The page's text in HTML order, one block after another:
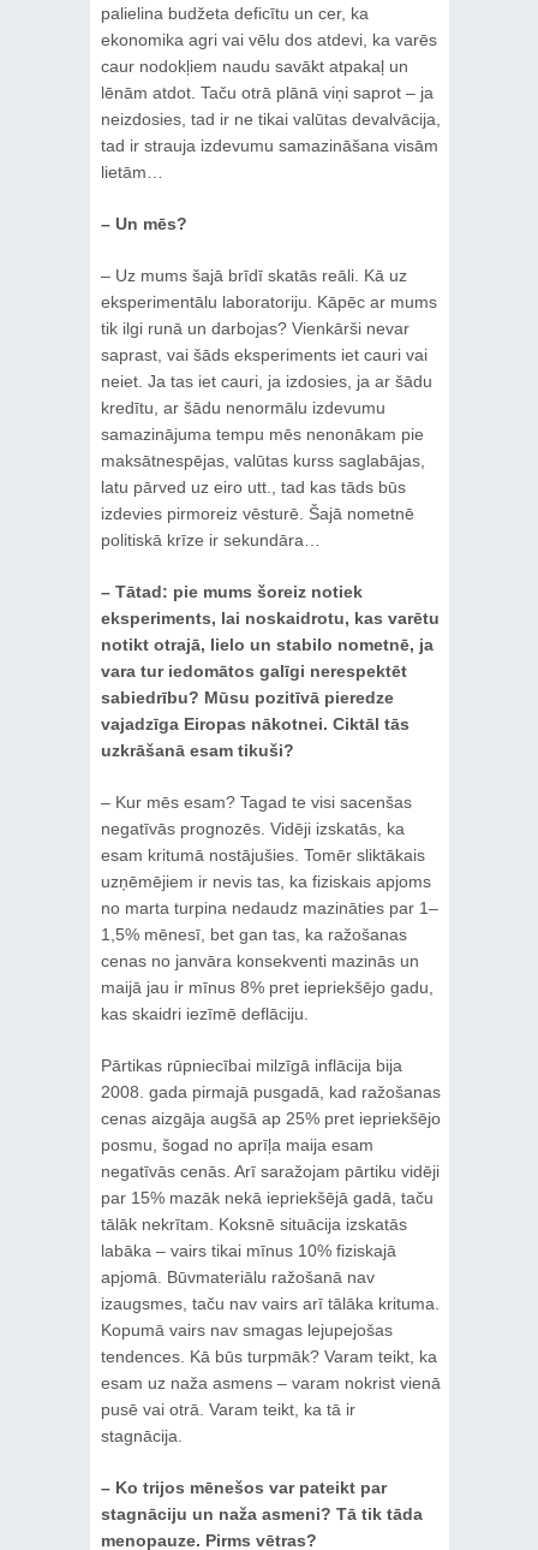
palielina budžeta deficītu un cer, ka
ekonomika agri vai vēlu dos atdevi, ka varēs
caur nodokļiem naudu savākt atpakaļ un
lēnām atdot. Taču otrā plānā viņi saprot – ja
neizdosies, tad ir ne tikai valūtas devalvācija,
tad ir strauja izdevumu samazināšana visām
lietām…
– Un mēs?
– Uz mums šajā brīdī skatās reāli. Kā uz
eksperimentālu laboratoriju. Kāpēc ar mums
tik ilgi runā un darbojas? Vienkārši nevar
saprast, vai šāds eksperiments iet cauri vai
neiet. Ja tas iet cauri, ja izdosies, ja ar šādu
kredītu, ar šādu nenormālu izdevumu
samazinājuma tempu mēs nenonākam pie
maksātnespējas, valūtas kurss saglabājas,
latu pārved uz eiro utt., tad kas tāds būs
izdevies pirmoreiz vēsturē. Šajā nometnē
politiskā krīze ir sekundāra…
– Tātad: pie mums šoreiz notiek
eksperiments, lai noskaidrotu, kas varētu
notikt otrajā, lielo un stabilo nometnē, ja
vara tur iedomātos galīgi nerespektēt
sabiedrību? Mūsu pozitīvā pieredze
vajadzīga Eiropas nākotnei. Ciktāl tās
uzkrāšanā esam tikuši?
– Kur mēs esam? Tagad te visi sacenšas
negatīvās prognozēs. Vidēji izskatās, ka
esam kritumā nostājušies. Tomēr sliktākais
uzņēmējiem ir nevis tas, ka fiziskais apjoms
no marta turpina nedaudz mazināties par 1–
1,5% mēnesī, bet gan tas, ka ražošanas
cenas no janvāra konsekventi mazinās un
maijā jau ir mīnus 8% pret iepriekšējo gadu,
kas skaidri iezīmē deflāciju.
Pārtikas rūpniecībai milzīgā inflācija bija
2008. gada pirmajā pusgadā, kad ražošanas
cenas aizgāja augšā ap 25% pret iepriekšējo
posmu, šogad no aprīļa maija esam
negatīvās cenās. Arī saražojam pārtiku vidēji
par 15% mazāk nekā iepriekšējā gadā, taču
tālāk nekrītam. Koksnē situācija izskatās
labāka – vairs tikai mīnus 10% fiziskajā
apjomā. Būvmateriālu ražošanā nav
izaugsmes, taču nav vairs arī tālāka krituma.
Kopumā vairs nav smagas lejupejošas
tendences. Kā būs turpmāk? Varam teikt, ka
esam uz naža asmens – varam nokrist vienā
pusē vai otrā. Varam teikt, ka tā ir
stagnācija.
– Ko trijos mēnešos var pateikt par
stagnāciju un naža asmeni? Tā tik tāda
menopauze. Pirms vētras?